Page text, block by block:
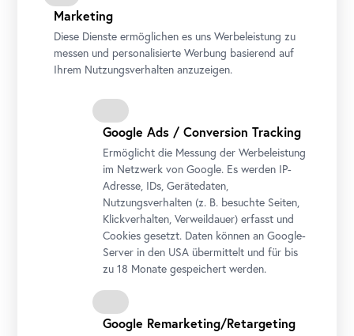
Die ermäßigten Tickets gelten mit gültigem Kulturpass
oder gültiger kinderaktiv-Card. Bitte beim Eintritt
vorweisen!
Marketing
Diese Dienste ermöglichen es uns Werbeleistung zu
messen und personalisierte Werbung basierend auf
Ihrem Nutzungsverhalten anzuzeigen.
Google Ads / Conversion Tracking
Ermöglicht die Messung der Werbeleistung
im Netzwerk von Google. Es werden IP-
Adresse, IDs, Gerätedaten,
Nutzungsverhalten (z. B. besuchte Seiten,
Klickverhalten, Verweildauer) erfasst und
Cookies gesetzt. Daten können an Google-
Server in den USA übermittelt und für bis
zu 18 Monate gespeichert werden.
Google Remarketing/Retargeting